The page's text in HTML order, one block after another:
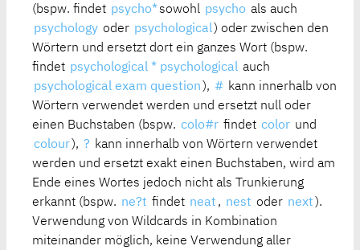
(bspw. findet psycho*sowohl psycho als auch
psychology oder psychological) oder zwischen den
Wörtern und ersetzt dort ein ganzes Wort (bspw.
findet psychological * psychological auch
psychological exam question), # kann innerhalb von
Wörtern verwendet werden und ersetzt null oder
einen Buchstaben (bspw. colo#r findet color und
colour), ? kann innerhalb von Wörtern verwendet
werden und ersetzt exakt einen Buchstaben, wird am
Ende eines Wortes jedoch nicht als Trunkierung
erkannt (bspw. ne?t findet neat , nest oder next).
Verwendung von Wildcards in Kombination
miteinander möglich, keine Verwendung aller